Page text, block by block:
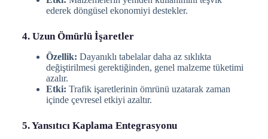
ederek döngüsel ekonomiyi destekler.
4. Uzun Ömürlü İşaretler
Özellik: Dayanıklı tabelalar daha az sıklıkta
değiştirilmesi gerektiğinden, genel malzeme tüketimi
azalır.
Etki: Trafik işaretlerinin ömrünü uzatarak zaman
içinde çevresel etkiyi azaltır.
5. Yansıtıcı Kaplama Entegrasyonu